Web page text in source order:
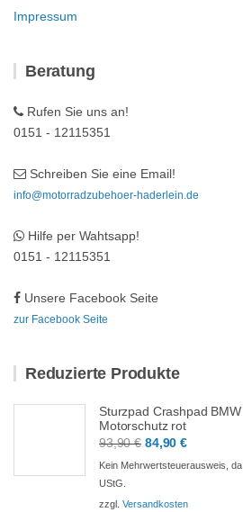
Impressum
Beratung
Rufen Sie uns an!
0151 - 12115351
Schreiben Sie eine Email!
info@motorradzubehoer-haderlein.de
Hilfe per Wahtsapp!
0151 - 12115351
Unsere Facebook Seite
zur Facebook Seite
Reduzierte Produkte
Sturzpad Crashpad
Motorschutz rot
93,90€ Ursprünglicher
Preis
93,90 €
84,90€Aktueller
Preis
84,90 €.
Kein Mehrwertsteuerausweis,
UStG.
zzgl. Versandkosten